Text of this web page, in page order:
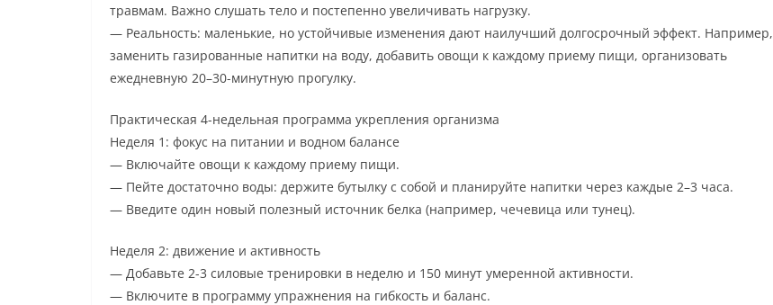
травмам. Важно слушать тело и постепенно увеличивать нагрузку.
— Реальность: маленькие, но устойчивые изменения дают наилучший долгосрочный эффект. Например,
заменить газированные напитки на воду, добавить овощи к каждому приему пищи, организовать
ежедневную 20–30-минутную прогулку.
Практическая 4-недельная программа укрепления организма
Неделя 1: фокус на питании и водном балансе
— Включайте овощи к каждому приему пищи.
— Пейте достаточно воды: держите бутылку с собой и планируйте напитки через каждые 2–3 часа.
— Введите один новый полезный источник белка (например, чечевица или тунец).
Неделя 2: движение и активность
— Добавьте 2-3 силовые тренировки в неделю и 150 минут умеренной активности.
— Включите в программу упражнения на гибкость и баланс.